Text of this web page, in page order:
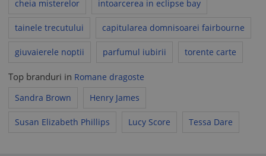
cheia misterelor intoarcerea in eclipse bay
tainele trecutului capitularea domnisoarei fairbourne
giuvaierele noptii parfumul iubirii torente carte
Top branduri in Romane dragoste
Sandra Brown
Henry James
Susan Elizabeth Phillips Lucy Score Tessa Dare